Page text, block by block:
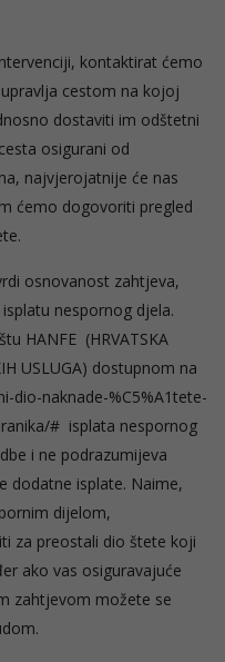
kontaktirat ćemo
cestom na kojoj
dostaviti im odštetni
osigurani od
najvjerojatnije će nas
ćemo dogovoriti pregled
osnovanost zahtjeva,
nespornog djela.
HANFE (HRVATSKA
USLUGA) dostupnom na
dio-naknade-%C5%A1tete-
# isplata nespornog
i ne podrazumijeva
dodatne isplate. Naime,
dijelom,
za preostali dio štete koji
ako vas osiguravajuće
zahtjevom možete se